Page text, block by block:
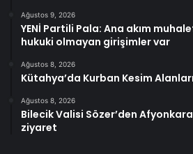
Ağustos 9, 2026
YENİ Partili Pala: Ana akım
hukuki olmayan girişimler var
Ağustos 8, 2026
Kütahya’da Kurban Kesim
Ağustos 8, 2026
Bilecik Valisi Sözer’den
ziyaret